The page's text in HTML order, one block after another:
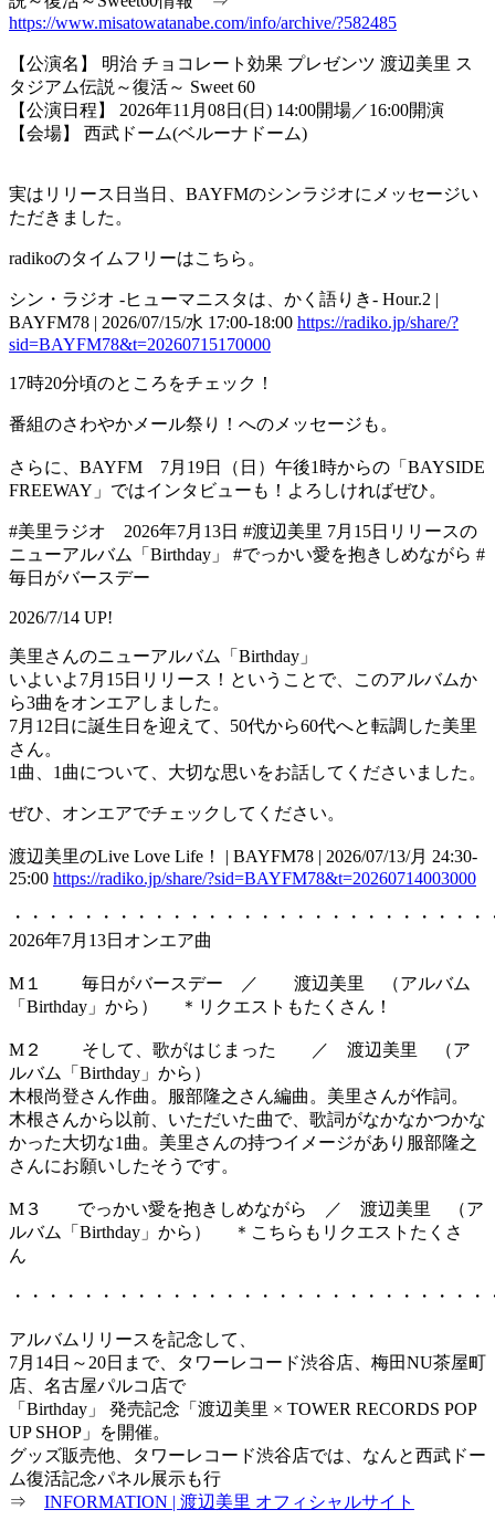
https://www.misatowatanabe.com/info/archive/?582485
【公演名】 明治 チョコレート効果 プレゼンツ 渡辺美里 ス
タジアム伝説～復活～ Sweet 60
【公演日程】 2026年11月08日(日) 14:00開場／16:00開演
【会場】 西武ドーム(ベルーナドーム)
実はリリース日当日、BAYFMのシンラジオにメッセージい
ただきました。
radikoのタイムフリーはこちら。
シン・ラジオ -ヒューマニスタは、かく語りき- Hour.2 |
BAYFM78 | 2026/07/15/水 17:00-18:00 https://radiko.jp/share/?
sid=BAYFM78&t=20260715170000
17時20分頃のところをチェック！
番組のさわやかメール祭り！へのメッセージも。
さらに、BAYFM 7月19日（日）午後1時からの「BAYSIDE
FREEWAY」ではインタビューも！よろしければぜひ。
#美里ラジオ 2026年7月13日 #渡辺美里 7月15日リリースの
ニューアルバム「Birthday」 #でっかい愛を抱きしめながら #
毎日がバースデー
2026/7/14 UP!
美里さんのニューアルバム「Birthday」
いよいよ7月15日リリース！ということで、このアルバムか
ら3曲をオンエアしました。
7月12日に誕生日を迎えて、50代から60代へと転調した美里
さん。
1曲、1曲について、大切な思いをお話してくださいました。
ぜひ、オンエアでチェックしてください。
渡辺美里のLive Love Life！ | BAYFM78 | 2026/07/13/月 24:30-
25:00 https://radiko.jp/share/?sid=BAYFM78&t=20260714003000
・・・・・・・・・・・・・・・・・・・・・・・・・・
2026年7月13日オンエア曲
M１ 毎日がバースデー ／ 渡辺美里 （アルバム
「Birthday」から） ＊リクエストもたくさん！
M２ そして、歌がはじまった ／ 渡辺美里 （ア
ルバム「Birthday」から）
木根尚登さん作曲。服部隆之さん編曲。美里さんが作詞。
木根さんから以前、いただいた曲で、歌詞がなかなかつかな
かった大切な1曲。美里さんの持つイメージがあり服部隆之
さんにお願いしたそうです。
M３ でっかい愛を抱きしめながら ／ 渡辺美里 （ア
ルバム「Birthday」から） ＊こちらもリクエストたくさ
ん
・・・・・・・・・・・・・・・・・・・・・・・・・・
アルバムリリースを記念して、
7月14日～20日まで、タワーレコード渋谷店、梅田NU茶屋町
店、名古屋パルコ店で
「Birthday」 発売記念「渡辺美里 × TOWER RECORDS POP
UP SHOP」を開催。
グッズ販売他、タワーレコード渋谷店では、なんと西武ドー
ム復活記念パネル展示も行
⇒ INFORMATION | 渡辺美里 オフィシャルサイト